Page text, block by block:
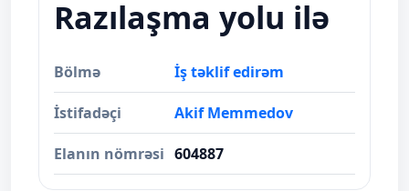
Razılaşma yolu ilə
Bölmə İş təklif edirəm
İstifadəçi Akif Memmedov
Elanın nömrəsi 604887